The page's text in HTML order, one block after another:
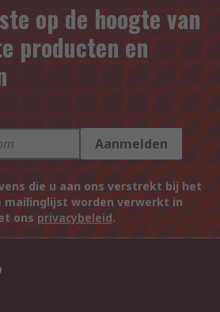
op de hoogte van
producten en
Aanmelden
die u aan ons verstrekt bij het
mailinglijst worden verwerkt in
ons privacybeleid.